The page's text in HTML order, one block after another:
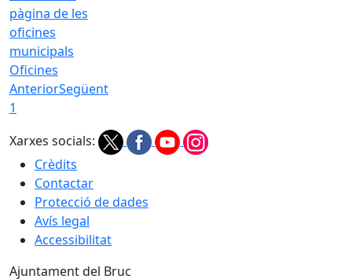
Oficines
AnteriorSegüent
1
Xarxes socials:
Crèdits
Contactar
Protecció de dades
Avís legal
Accessibilitat
Ajuntament del Bruc